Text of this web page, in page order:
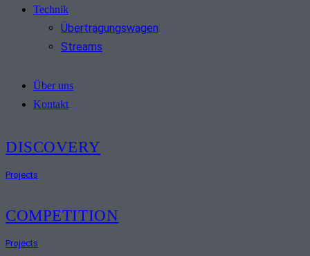
Technik
Übertragungswagen
Streams
Über uns
Kontakt
DISCOVERY
Projects
COMPETITION
Projects